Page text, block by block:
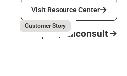
Visit Resource Center
Visit Resource Center
July 31, 2026
Customer Story
Groupe Qualiconsult
Groupe Qualiconsult